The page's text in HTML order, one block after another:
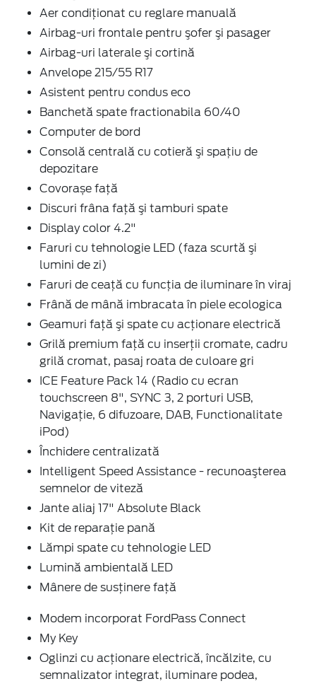
Aer condiţionat cu reglare manuală
Airbag-uri frontale pentru şofer şi pasager
Airbag-uri laterale şi cortină
Anvelope 215/55 R17
Asistent pentru condus eco
Banchetă spate fractionabila 60/40
Computer de bord
Consolă centrală cu cotieră şi spaţiu de
depozitare
Covorașe față
Discuri frâna faţă şi tamburi spate
Display color 4.2"
Faruri cu tehnologie LED (faza scurtă şi
lumini de zi)
Faruri de ceaţă cu funcţia de iluminare în viraj
Frână de mână imbracata în piele ecologica
Geamuri faţă şi spate cu acţionare electrică
Grilă premium faţă cu inserţii cromate, cadru
grilă cromat, pasaj roata de culoare gri
ICE Feature Pack 14 (Radio cu ecran
touchscreen 8", SYNC 3, 2 porturi USB,
Navigaţie, 6 difuzoare, DAB, Functionalitate
iPod)
Închidere centralizată
Intelligent Speed Assistance - recunoaşterea
semnelor de viteză
Jante aliaj 17" Absolute Black
Kit de reparaţie pană
Lămpi spate cu tehnologie LED
Lumină ambientală LED
Mânere de susţinere faţă
Modem incorporat FordPass Connect
My Key
Oglinzi cu acţionare electrică, încălzite, cu
semnalizator integrat, iluminare podea,